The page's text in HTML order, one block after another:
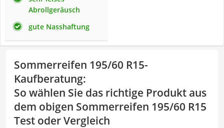
Abrollgeräusch
gute Nasshaftung
Sommerreifen 195/60 R15-
Kaufberatung:
So wählen Sie das richtige Produkt aus
dem obigen Sommerreifen 195/60 R15
Test oder Vergleich